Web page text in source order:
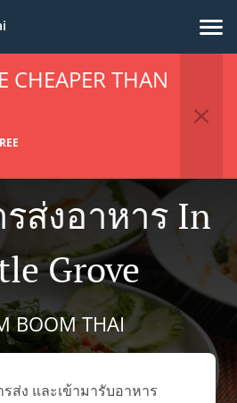
CHEAPER THAN
ส่งอาหาร In
Grove
BOOM THAI
รส่ง และเข้ามารับอาหาร